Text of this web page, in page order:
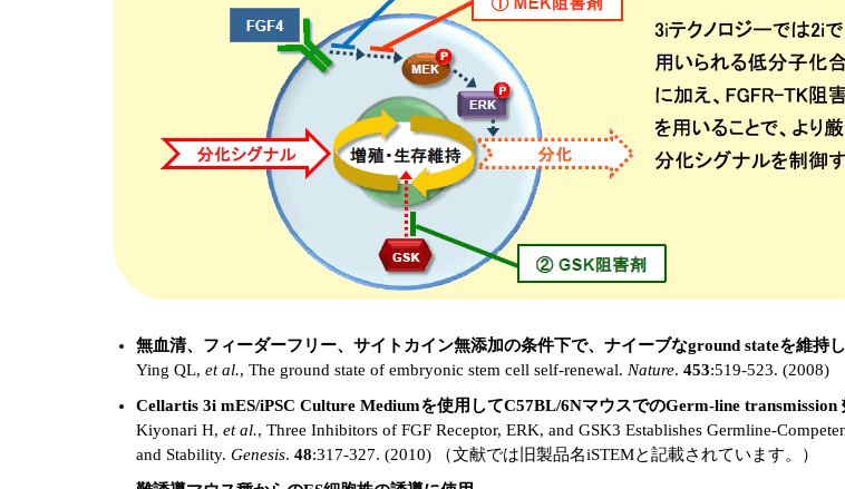
無血清、フィーダーフリー、サイトカイン無添加の条件下で、ナイーブなground stateを維持
Ying QL, et al., The ground state of embryonic stem cell self-renewal. Nature. 453:519-523. (2008)
Cellartis 3i mES/iPSC Culture Mediumを使用してC57BL/6NマウスでのGerm-line transmission
Kiyonari H, et al., Three Inhibitors of FGF Receptor, ERK, and GSK3 Establishes Germline-
and Stability. Genesis. 48:317-327. (2010) （文献では旧製品名iSTEMと記載されています。）